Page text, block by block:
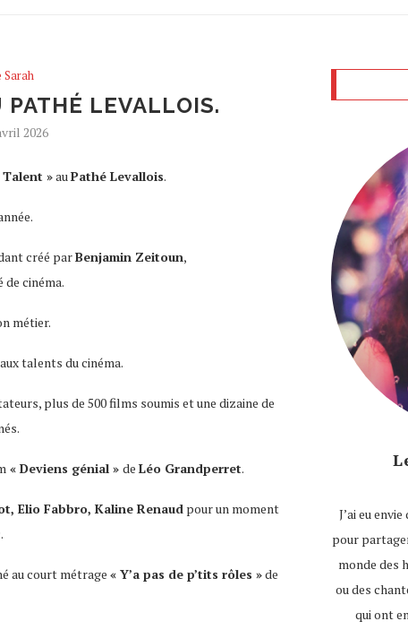
Sarah
LEVALLOIS.
2026
»auPathé Levallois.
créé parBenjamin Zeitoun,
cinéma.
métier.
talents du cinéma.
plus de 500 films soumis et une dizaine de
« Deviens génial »deLéo Grandperret.
Elio Fabbro, Kaline Renaud pour un moment
au court métrage « Y’a pas de p’tits rôles »de
J’ai eu
pour
monde des
ou des
qui ont